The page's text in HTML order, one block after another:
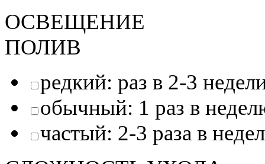
ОСВЕЩЕНИE
ПОЛИВ
редкий: раз в 2-3
обычный: 1 раз в
частый: 2-3 раза в